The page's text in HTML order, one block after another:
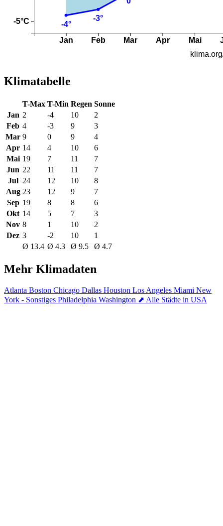
Klimatabelle
T-Max T-Min Regen Sonne
Jan 2 -4 10
2
Feb 4 -3 9
3
Mar 9 0 9
4
Apr 14 4 10
6
Mai 19 7 11
7
Jun 22 11 11
7
Jul 24 12 10
8
Aug 23 12 9
7
Sep 19 8 8
6
Okt 14 5 7
3
Nov 8 1 10
2
Dez 3 -2 10
1
Ø 13.4 Ø 4.3 Ø 9.5 Ø 4.7
Mehr Klimadaten
Atlanta Boston Chicago Dallas Houston Los Angeles Miami New
York - Sonstiges Philadelphia Washington ⬈ Alle Städte in USA